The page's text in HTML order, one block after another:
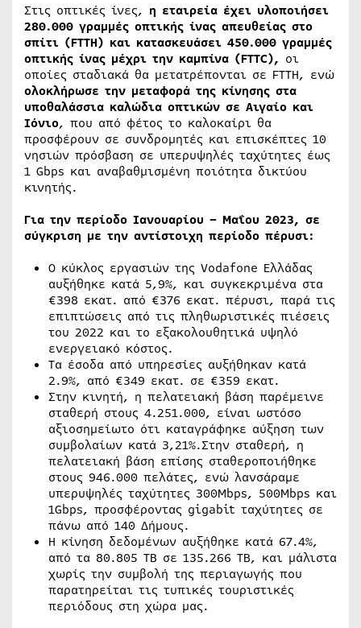
Στις οπτικές ίνες, η εταιρεία έχει υλοποιήσει
280.000 γραμμές οπτικής ίνας απευθείας στο
σπίτι (FTTH) και κατασκευάσει 450.000 γραμμές
οπτικής ίνας μέχρι την καμπίνα (FTTC), οι
οποίες σταδιακά θα μετατρέπονται σε FTTH, ενώ
ολοκλήρωσε την μεταφορά της κίνησης στα
υποθαλάσσια καλώδια οπτικών σε Αιγαίο και
Ιόνιο, που από φέτος το καλοκαίρι θα
προσφέρουν σε συνδρομητές και επισκέπτες 10
νησιών πρόσβαση σε υπερυψηλές ταχύτητες έως
1 Gbps και αναβαθμισμένη ποιότητα δικτύου
κινητής.
Για την περίοδο Ιανουαρίου – Μαΐου 2023, σε
σύγκριση με την αντίστοιχη περίοδο πέρυσι:
Ο κύκλος εργασιών της Vodafone Ελλάδας
αυξήθηκε κατά 5,9%, και συγκεκριμένα στα
€398 εκατ. από €376 εκατ. πέρυσι, παρά τις
επιπτώσεις από τις πληθωριστικές πιέσεις
του 2022 και το εξακολουθητικά υψηλό
ενεργειακό κόστος.
Τα έσοδα από υπηρεσίες αυξήθηκαν κατά
2.9%, από €349 εκατ. σε €359 εκατ.
Στην κινητή, η πελατειακή βάση παρέμεινε
σταθερή στους 4.251.000, είναι ωστόσο
αξιοσημείωτο ότι καταγράφηκε αύξηση των
συμβολαίων κατά 3,21%.Στην σταθερή, η
πελατειακή βάση επίσης σταθεροποιήθηκε
στους 946.000 πελάτες, ενώ λανσάραμε
υπερυψηλές ταχύτητες 300Mbps, 500Mbps και
1Gbps, προσφέροντας gigabit ταχύτητες σε
πάνω από 140 Δήμους.
Η κίνηση δεδομένων αυξήθηκε κατά 67.4%,
από τα 80.805 TB σε 135.266 TB, και μάλιστα
χωρίς την συμβολή της περιαγωγής που
παρατηρείται τις τυπικές τουριστικές
περιόδους στη χώρα μας.